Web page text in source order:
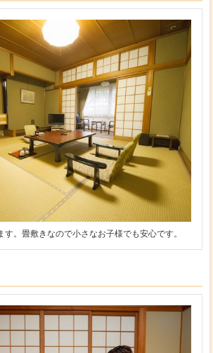
。畳敷きなので小さなお子様でも安心です。